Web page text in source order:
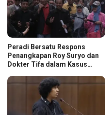
Peradi Bersatu Respons
Penangkapan Roy Suryo dan
Dokter Tifa dalam Kasus